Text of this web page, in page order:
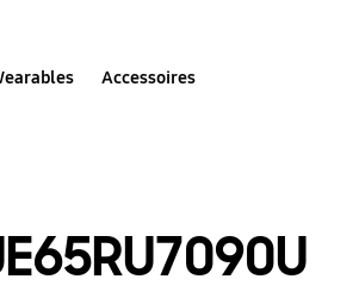
Accessoires